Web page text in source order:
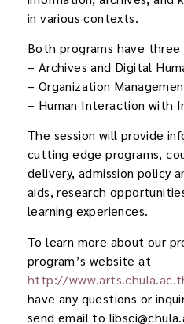
in various contexts.
Both programs have
– Archives and Digital
– Organization
– Human Interaction with
The session will provide
cutting edge programs,
delivery, admission policy
aids, research
learning experiences.
To learn more about our
program’s website at
http://
have any questions or
send email to